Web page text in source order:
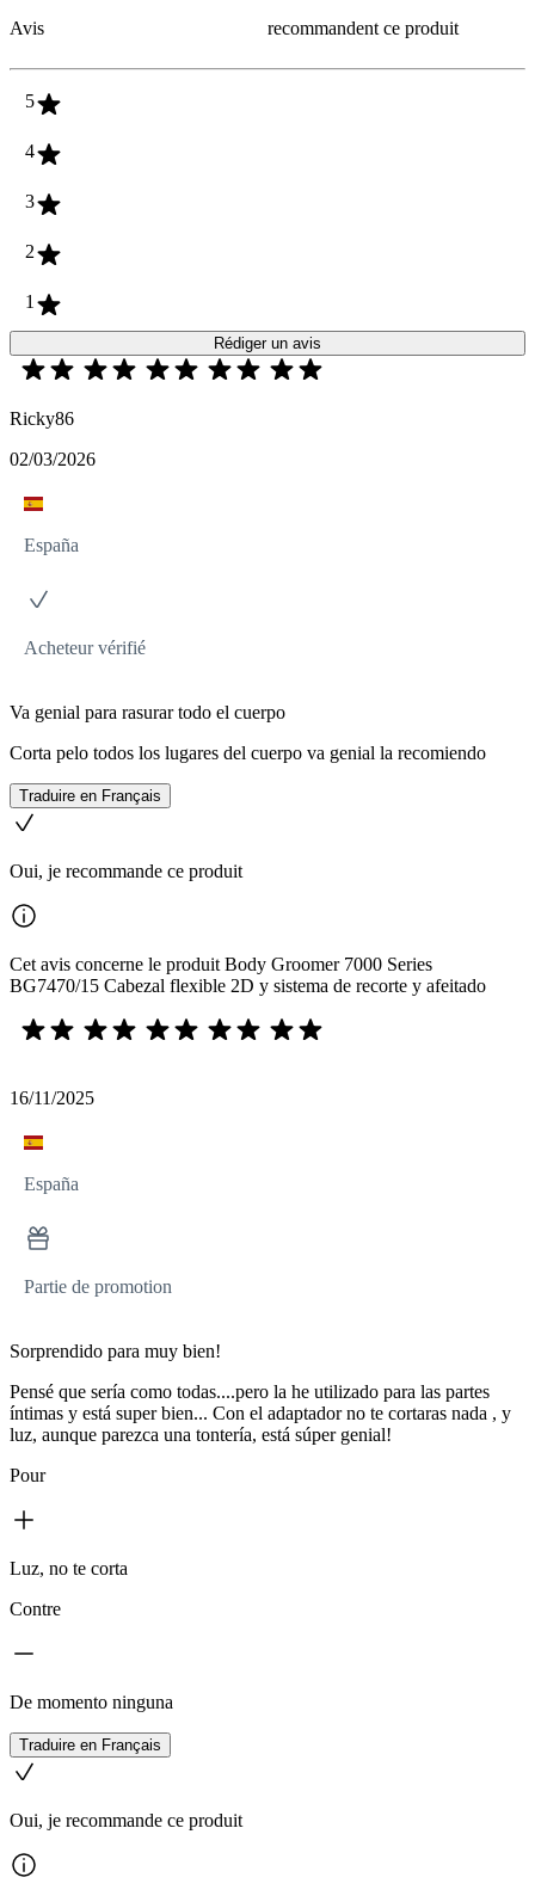
Avis
recommandent ce produit
5
4
3
2
1
Rédiger un avis
Ricky86
02/03/2026
España
Acheteur vérifié
Va genial para rasurar todo el cuerpo
Corta pelo todos los lugares del cuerpo va genial la recomiendo
Traduire en Français
Oui, je recommande ce produit
Cet avis concerne le produit Body Groomer 7000 Series
BG7470/15 Cabezal flexible 2D y sistema de recorte y afeitado
16/11/2025
España
Partie de promotion
Sorprendido para muy bien!
Pensé que sería como todas....pero la he utilizado para las partes
íntimas y está super bien... Con el adaptador no te cortaras nada , y
luz, aunque parezca una tontería, está súper genial!
Pour
Luz, no te corta
Contre
De momento ninguna
Traduire en Français
Oui, je recommande ce produit